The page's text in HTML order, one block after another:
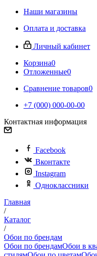
Наши магазины
Оплата и доставка
Личный кабинет
Корзина0
Отложенные0
Сравнение товаров0
+7 (000) 000-00-00
Контактная информация
Facebook
Вконтакте
Instagram
Одноклассники
Главная
/
Каталог
/
Обои по брендам
Обои по брендамОбои в